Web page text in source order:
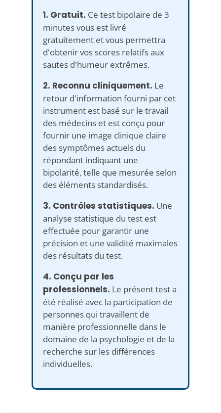
1. Gratuit. Ce test bipolaire de 3
minutes vous est livré
gratuitement et vous permettra
d'obtenir vos scores relatifs aux
sautes d'humeur extrêmes.
2. Reconnu cliniquement. Le
retour d'information fourni par cet
instrument est basé sur le travail
des médecins et est conçu pour
fournir une image clinique claire
des symptômes actuels du
répondant indiquant une
bipolarité, telle que mesurée selon
des éléments standardisés.
3. Contrôles statistiques. Une
analyse statistique du test est
effectuée pour garantir une
précision et une validité maximales
des résultats du test.
4. Conçu par les
professionnels. Le présent test a
été réalisé avec la participation de
personnes qui travaillent de
manière professionnelle dans le
domaine de la psychologie et de la
recherche sur les différences
individuelles.